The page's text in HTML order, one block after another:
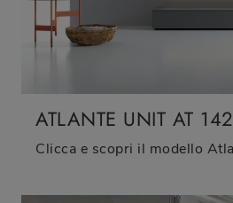
ATLANTE UNIT AT 142